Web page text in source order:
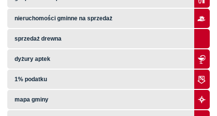
nieruchomości gminne na sprzedaż
sprzedaż drewna
dyżury aptek
1% podatku
mapa gminy